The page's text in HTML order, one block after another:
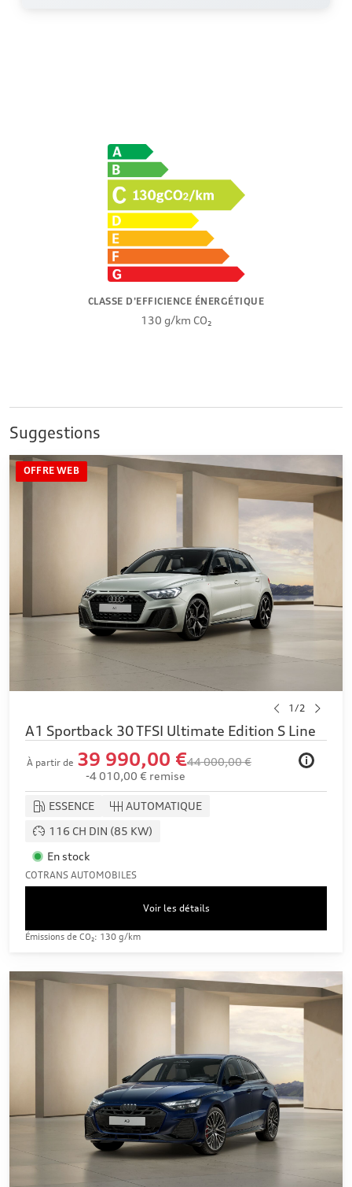
CLASSE D'EFFICIENCE ÉNERGÉTIQUE
130 g/km CO₂
Suggestions
OFFRE WEB
1/2
A1 Sportback 30 TFSI Ultimate Edition S Line
À partir de 39 990,00 €44 000,00 €
i
-4 010,00 € remise
ESSENCE
AUTOMATIQUE
116 CH DIN (85 KW)
En stock
COTRANS AUTOMOBILES
Voir les détails
Émissions de CO₂: 130 g/km